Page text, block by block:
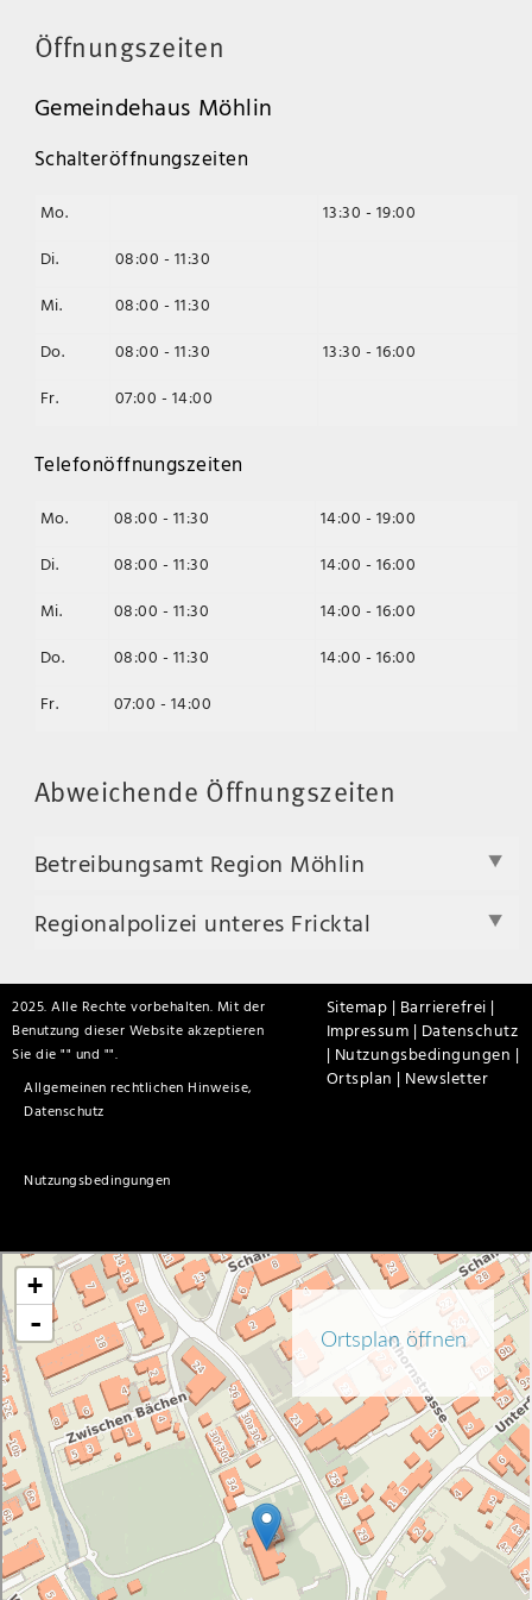
Öffnungszeiten
Gemeindehaus Möhlin
Schalteröffnungszeiten
Mo.
13:30 - 19:00
Di.
08:00 - 11:30
Mi.
08:00 - 11:30
Do.
08:00 - 11:30
13:30 - 16:00
Fr.
07:00 - 14:00
Telefonöffnungszeiten
Mo. 08:00 - 11:30
14:00 - 19:00
Di.
08:00 - 11:30
14:00 - 16:00
Mi.
08:00 - 11:30
14:00 - 16:00
Do.
08:00 - 11:30
14:00 - 16:00
Fr.
07:00 - 14:00
Abweichende Öffnungszeiten
Betreibungsamt Region Möhlin
Regionalpolizei unteres Fricktal
2025. Alle Rechte vorbehalten. Mit der
Benutzung dieser Website akzeptieren
Sie die "
Allgemeinen rechtlichen Hinweise,
Datenschutz
" und "
Nutzungsbedingungen
".
Sitemap | Barrierefrei |
Impressum | Datenschutz
| Nutzungsbedingungen |
Ortsplan | Newsletter